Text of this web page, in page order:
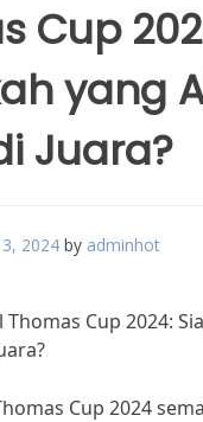
Cup
yang
Juara?
2024 by adminhot
Thomas Cup 2024:
Cup 2024